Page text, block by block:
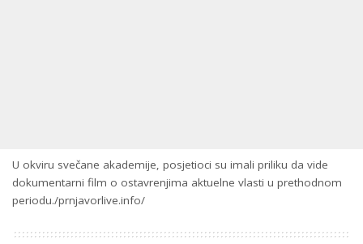
U okviru svečane akademije, posjetioci su imali priliku da vide
dokumentarni film o ostavrenjima aktuelne vlasti u prethodnom
periodu./prnjavorlive.info/